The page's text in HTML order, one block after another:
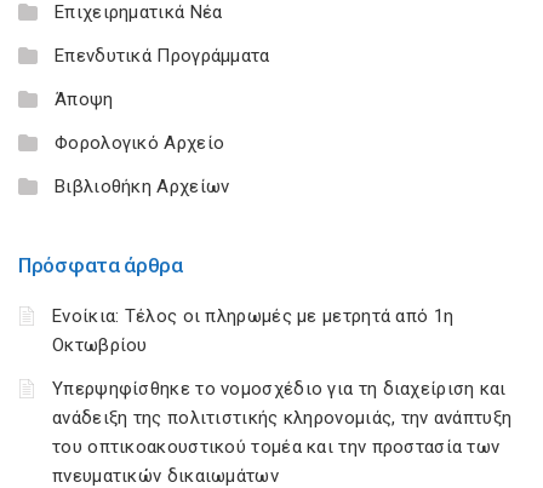
Επιχειρηματικά Νέα
Επενδυτικά Προγράμματα
Άποψη
Φορολογικό Αρχείο
Βιβλιοθήκη Αρχείων
Πρόσφατα άρθρα
Ενοίκια: Τέλος οι πληρωμές με μετρητά από 1η
Οκτωβρίου
Υπερψηφίσθηκε το νομοσχέδιο για τη διαχείριση και
ανάδειξη της πολιτιστικής κληρονομιάς, την ανάπτυξη
του οπτικοακουστικού τομέα και την προστασία των
πνευματικών δικαιωμάτων